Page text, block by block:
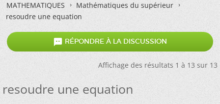
MATHEMATIQUES
Mathématiques du supérieur
resoudre une equation
 RÉPONDRE À LA DISCUSSION
Affichage des résultats 1 à 13 sur 13
resoudre une equation